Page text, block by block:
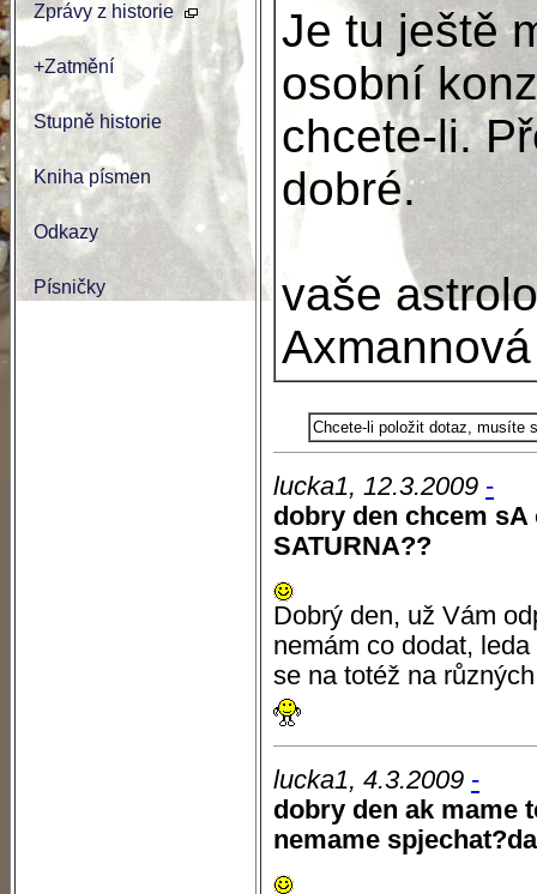
Zprávy z historie
+Zatmění
Stupně historie
Kniha písmen
Odkazy
Písničky
Je tu ještě
osobní
chcete-li.
dobré.
vaše
Axmannová
Chcete-li položit dotaz, musíte
lucka1, 12.3.2009 -
dobry den chcem
SATURNA??
Dobrý den, už Vám
nemám co dodat,
se na totéž na
lucka1, 4.3.2009 -
dobry den ak mame
nemame